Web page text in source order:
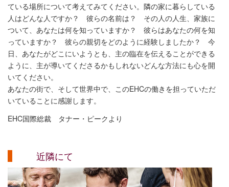
ている場所について考えてみてください。隣の家に暮らしている
人はどんな人ですか？ 彼らの名前は？ その人の人生、家族に
ついて、あなたは何を知っていますか？ 彼らはあなたの何を知
っていますか？ 彼らの親切をどのように経験しましたか？ 今
日、あなたがどこにいようとも、主の臨在を伝えることができる
ように、主が導いてくださるかもしれないどんな方法にも心を開
いてください。
あなたの街で、そして世界中で、このEHCの働きを担っていただ
いていることに感謝します。
EHC国際総裁 タナー・ピークより
近隣にて